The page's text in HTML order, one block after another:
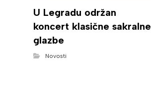
U Legradu održan
koncert klasične sakralne
glazbe
Novosti